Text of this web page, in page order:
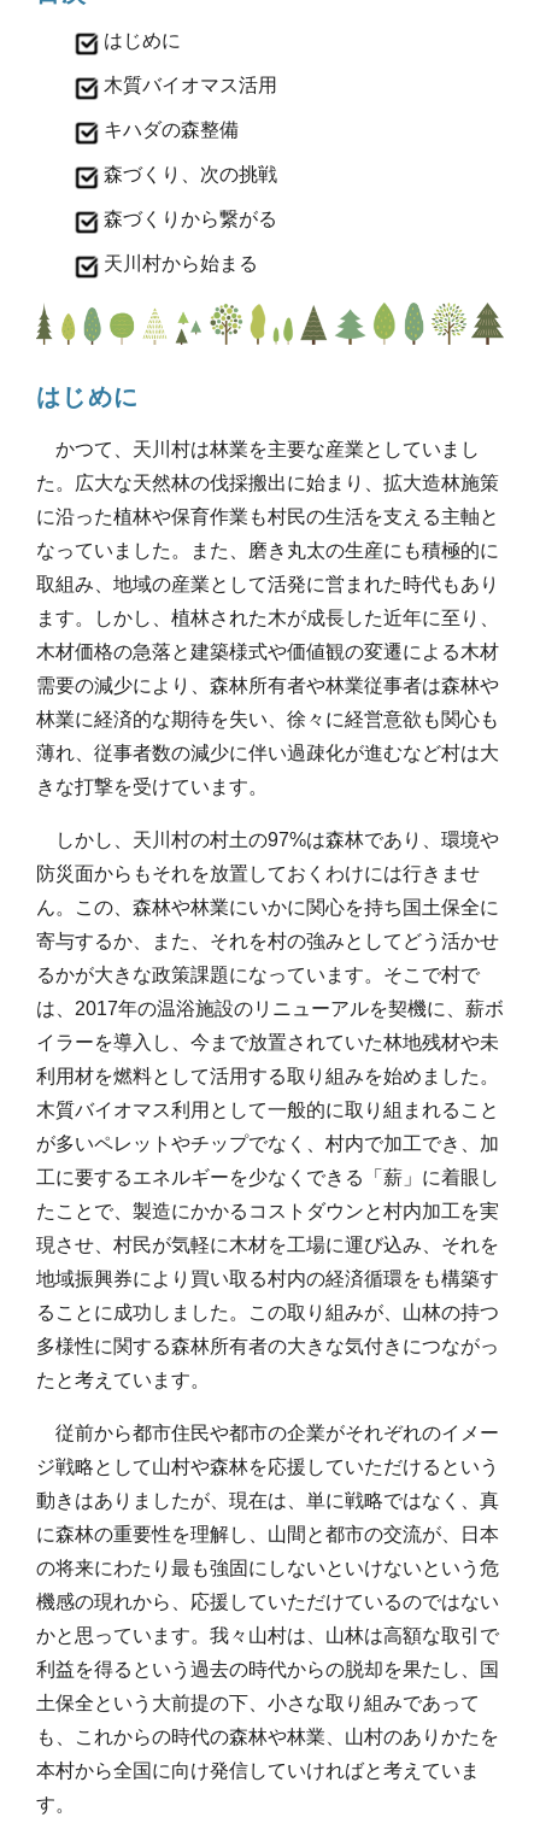
はじめに
木質バイオマス活用
キハダの森整備
森づくり、次の挑戦
森づくりから繋がる
天川村から始まる
はじめに
かつて、天川村は林業を主要な産業としていまし
た。広大な天然林の伐採搬出に始まり、拡大造林施策
に沿った植林や保育作業も村民の生活を支える主軸と
なっていました。また、磨き丸太の生産にも積極的に
取組み、地域の産業として活発に営まれた時代もあり
ます。しかし、植林された木が成長した近年に至り、
木材価格の急落と建築様式や価値観の変遷による木材
需要の減少により、森林所有者や林業従事者は森林や
林業に経済的な期待を失い、徐々に経営意欲も関心も
薄れ、従事者数の減少に伴い過疎化が進むなど村は大
きな打撃を受けています。
しかし、天川村の村土の97%は森林であり、環境や
防災面からもそれを放置しておくわけには行きませ
ん。この、森林や林業にいかに関心を持ち国土保全に
寄与するか、また、それを村の強みとしてどう活かせ
るかが大きな政策課題になっています。そこで村で
は、2017年の温浴施設のリニューアルを契機に、薪ボ
イラーを導入し、今まで放置されていた林地残材や未
利用材を燃料として活用する取り組みを始めました。
木質バイオマス利用として一般的に取り組まれること
が多いペレットやチップでなく、村内で加工でき、加
工に要するエネルギーを少なくできる「薪」に着眼し
たことで、製造にかかるコストダウンと村内加工を実
現させ、村民が気軽に木材を工場に運び込み、それを
地域振興券により買い取る村内の経済循環をも構築す
ることに成功しました。この取り組みが、山林の持つ
多様性に関する森林所有者の大きな気付きにつながっ
たと考えています。
従前から都市住民や都市の企業がそれぞれのイメー
ジ戦略として山村や森林を応援していただけるという
動きはありましたが、現在は、単に戦略ではなく、真
に森林の重要性を理解し、山間と都市の交流が、日本
の将来にわたり最も強固にしないといけないという危
機感の現れから、応援していただけているのではない
かと思っています。我々山村は、山林は高額な取引で
利益を得るという過去の時代からの脱却を果たし、国
土保全という大前提の下、小さな取り組みであって
も、これからの時代の森林や林業、山村のありかたを
本村から全国に向け発信していければと考えていま
す。